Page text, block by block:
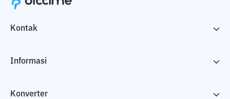
Kontak
Informasi
Konverter